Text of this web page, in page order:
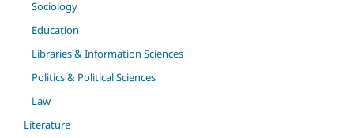
Sociology
Education
Libraries & Information Sciences
Politics & Political Sciences
Law
Literature